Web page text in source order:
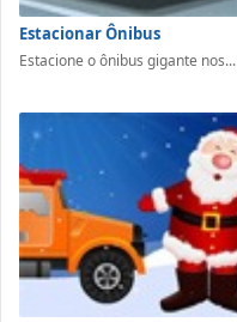
Estacionar Ônibus
Estacione o ônibus gigante nos...